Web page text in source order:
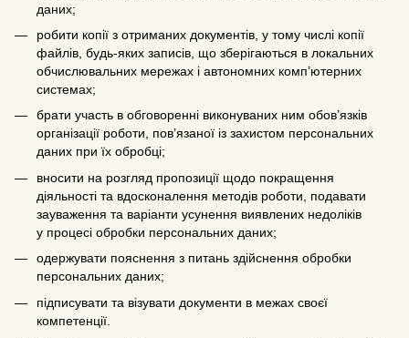
даних;
робити копії з отриманих документів, у тому числі копії
файлів, будь-яких записів, що зберігаються в локальних
обчислювальних мережах і автономних комп’ютерних
системах;
брати участь в обговоренні виконуваних ним обов’язків
організації роботи, пов’язаної із захистом персональних
даних при їх обробці;
вносити на розгляд пропозиції щодо покращення
діяльності та вдосконалення методів роботи, подавати
зауваження та варіанти усунення виявлених недоліків
у процесі обробки персональних даних;
одержувати пояснення з питань здійснення обробки
персональних даних;
підписувати та візувати документи в межах своєї
компетенції.